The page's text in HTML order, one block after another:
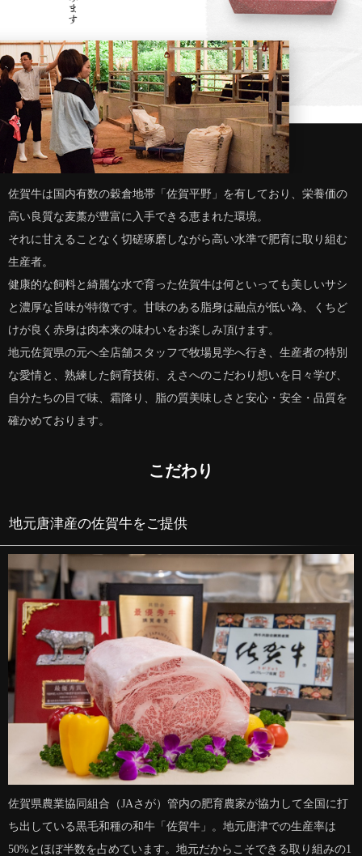
佐賀牛は国内有数の穀倉地帯「佐賀平野」を有しており、栄養価の
高い良質な麦藁が豊富に入手できる恵まれた環境。
それに甘えることなく切磋琢磨しながら高い水準で肥育に取り組む
生産者。
健康的な飼料と綺麗な水で育った佐賀牛は何といっても美しいサシ
と濃厚な旨味が特徴です。甘味のある脂身は融点が低い為、くちど
けが良く赤身は肉本来の味わいをお楽しみ頂けます。
地元佐賀県の元へ全店舗スタッフで牧場見学へ行き、生産者の特別
な愛情と、熟練した飼育技術、えさへのこだわり想いを日々学び、
自分たちの目で味、霜降り、脂の質美味しさと安心・安全・品質を
確かめております。
こだわり
地元唐津産の佐賀牛をご提供
佐賀県農業協同組合（JAさが）管内の肥育農家が協力して全国に打
ち出している黒毛和種の和牛「佐賀牛」。地元唐津での生産率は
50%とほぼ半数を占めています。地元だからこそできる取り組みの1